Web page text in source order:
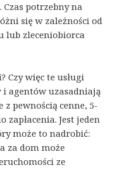
Czas potrzebny na
się w zależności od
lub zleceniobiorca
Czy więc te usługi
i agentów uzasadniają
z pewnością cenne, 5-
zapłacenia. Jest jeden
może to nadrobić:
za dom może
ze